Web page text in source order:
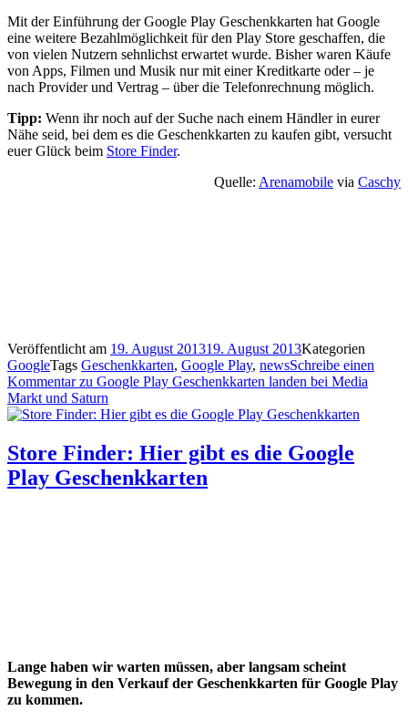
Mit der Einführung der Google Play Geschenkkarten hat Google
eine weitere Bezahlmöglichkeit für den Play Store geschaffen, die
von vielen Nutzern sehnlichst erwartet wurde. Bisher waren Käufe
von Apps, Filmen und Musik nur mit einer Kreditkarte oder – je
nach Provider und Vertrag – über die Telefonrechnung möglich.
Tipp: Wenn ihr noch auf der Suche nach einem Händler in eurer
Nähe seid, bei dem es die Geschenkkarten zu kaufen gibt, versucht
euer Glück beim Store Finder.
Quelle: Arenamobile via Caschy
Veröffentlicht am 19. August 201319. August 2013Kategorien
GoogleTags Geschenkkarten, Google Play, newsSchreibe einen
Kommentarzu Google Play Geschenkkarten landen bei Media
Markt und Saturn
Store Finder: Hier gibt es die Google
Play Geschenkkarten
Lange haben wir warten müssen, aber langsam scheint
Bewegung in den Verkauf der Geschenkkarten für Google Play
zu kommen.